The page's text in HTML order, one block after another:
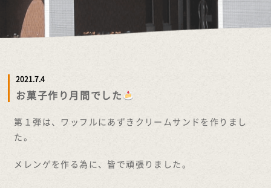
2021.7.4
お菓子作り月間でした
第１弾は、ワッフルにあずきクリームサンドを作りまし
た。
メレンゲを作る為に、皆で頑張りました。